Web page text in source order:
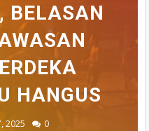
SAAT
DUNIA
0
BELASAN
HANGUS
2025 0
KORAMIL
BANTUAN
0
PAKAIAN
LUDES
API
0
H
TEWAS
0